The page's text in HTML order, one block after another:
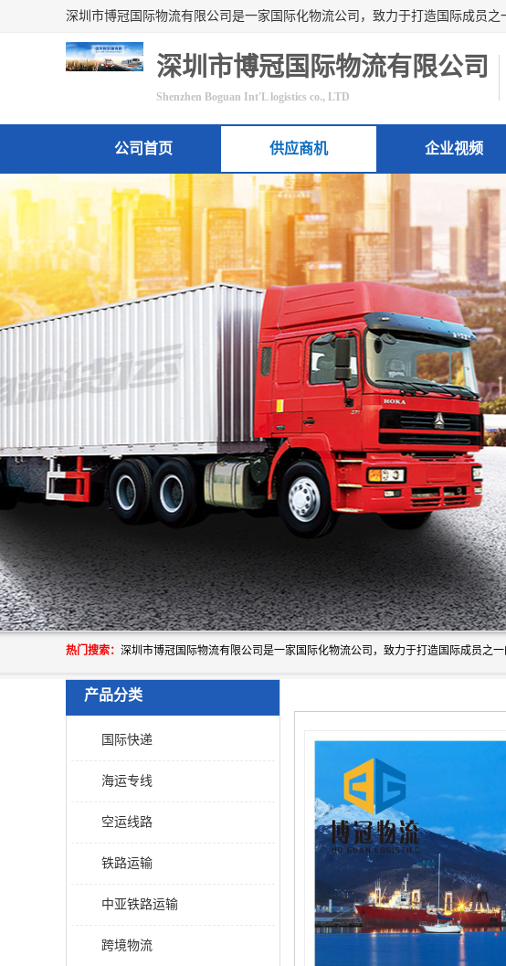
深圳市博冠国际物流有限公司
Shenzhen Boguan Int'L logistics co., LTD
公司首页 供应商机 企业视频
联系方式
热门搜索：
产品分类
国际快递
海运专线
空运线路
铁路运输
中亚铁路运输
跨境物流